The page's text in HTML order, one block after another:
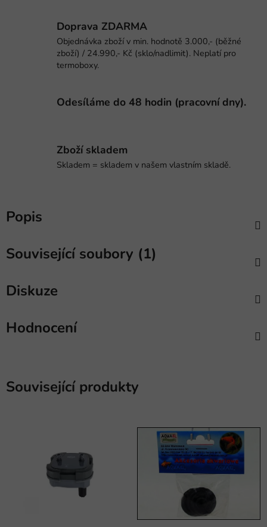
Doprava ZDARMA
Objednávka zboží v min. hodnotě 3.000,- (běžné
zboží) / 24.990,- Kč (sklo/nadlimit). Neplatí pro
termoboxy.
Odesíláme do 48 hodin (pracovní dny).
Zboží skladem
Skladem = skladem v našem vlastním skladě.
Popis
Související soubory (1)
Diskuze
Hodnocení
Související produkty